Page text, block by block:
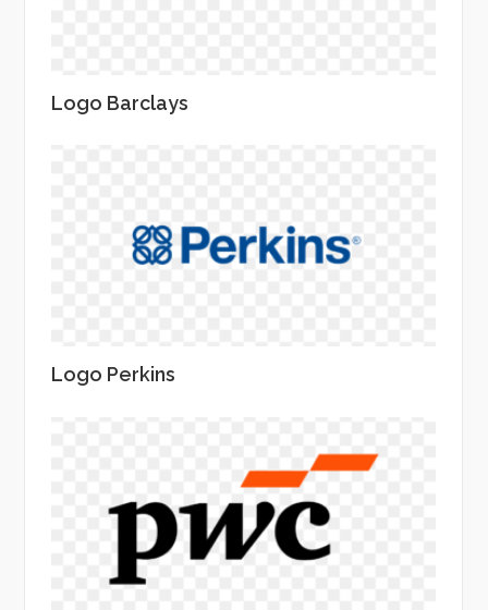
Logo Barclays
Logo Perkins